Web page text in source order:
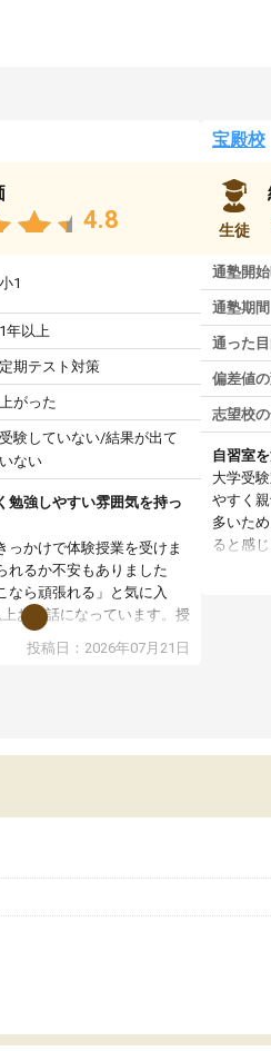
4.8
小1
1年以上
定期テスト対策
上がった
受験していない/結果が出て
いない
勉強しやすい雰囲気を持っ
っかけで体験授業を受けま
れるか不安もありました
なら頑張れる」と気に入
お世話になっています。授
すく、学校とは違った解き
た覚え方・考え方を丁寧に
思える塾です。
投稿日：2026年07月21日
宝殿校
生徒
通塾開
通塾期間
通った
偏差値
志望校
自習室
大学受
やすく
多いた
ると感じ
授業は
教室全